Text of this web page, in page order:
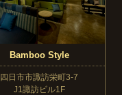
Bamboo Style
四日市市諏訪栄町3-7
J1諏訪ビル1F